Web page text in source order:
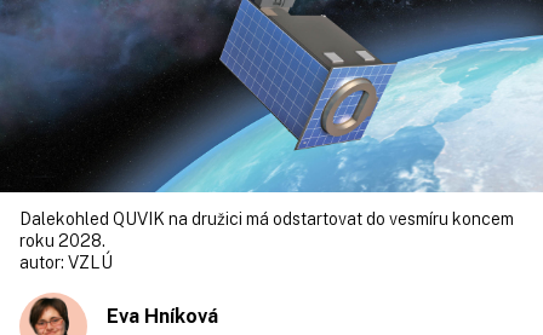
Dalekohled QUVIK na družici má odstartovat do vesmíru koncem
roku 2028.
autor: VZLÚ
Eva Hníková